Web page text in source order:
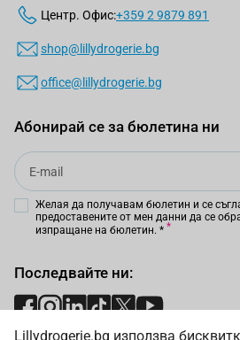
Lillydrogerie.bg използва
Центр. Офис:+359 2 9879 891
shop@lillydrogerie.bg
office@lillydrogerie.bg
Абонирай се за бюлетина ни
Email
Желая да получавам бюлетин и се
предоставените от мен данни да се
изпращане на бюлетин. *
Последвайте ни: